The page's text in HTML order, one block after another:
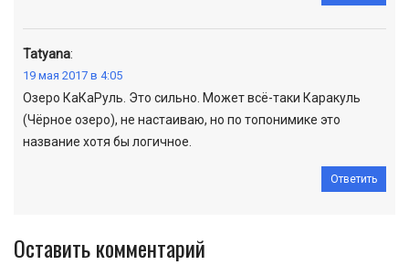
Tatyana:
19 мая 2017 в 4:05
Озеро КаКаРуль. Это сильно. Может всё-таки Каракуль
(Чёрное озеро), не настаиваю, но по топонимике это
название хотя бы логичное.
Ответить
Оставить комментарий